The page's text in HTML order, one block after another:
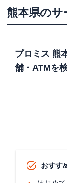
熊本県のサ
プロミス 熊
舗・ATMを
おすす